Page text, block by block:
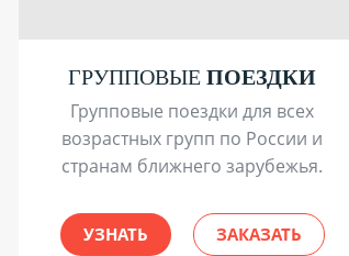
ГРУППОВЫЕПОЕЗДКИ
Групповые поездки для всех
возрастных групп по России и
странам ближнего зарубежья.
УЗНАТЬ ЗАКАЗАТЬ